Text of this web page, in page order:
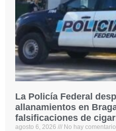
La Policía Federal
allanamientos en
falsificaciones de
agosto 6, 2026 No hay